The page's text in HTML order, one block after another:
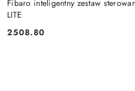
Fibaro inteligentny zestaw
LITE
Cena:
2508.80